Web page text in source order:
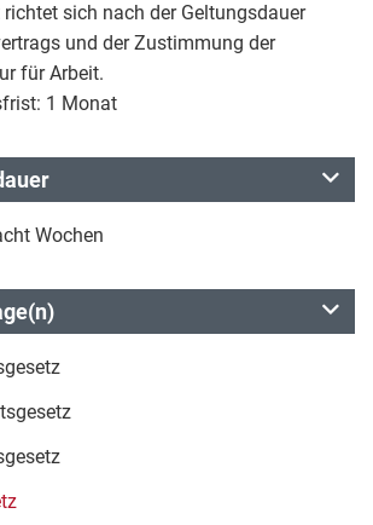
sich nach der Geltungsdauer
und der Zustimmung der
für Arbeit.
1 Monat
Wochen